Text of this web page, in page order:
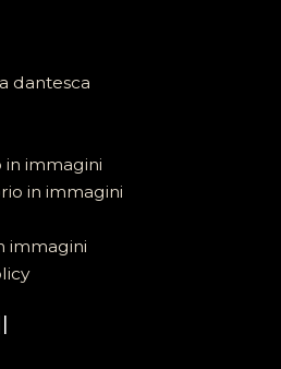
dantesca
in immagini
in immagini
immagini